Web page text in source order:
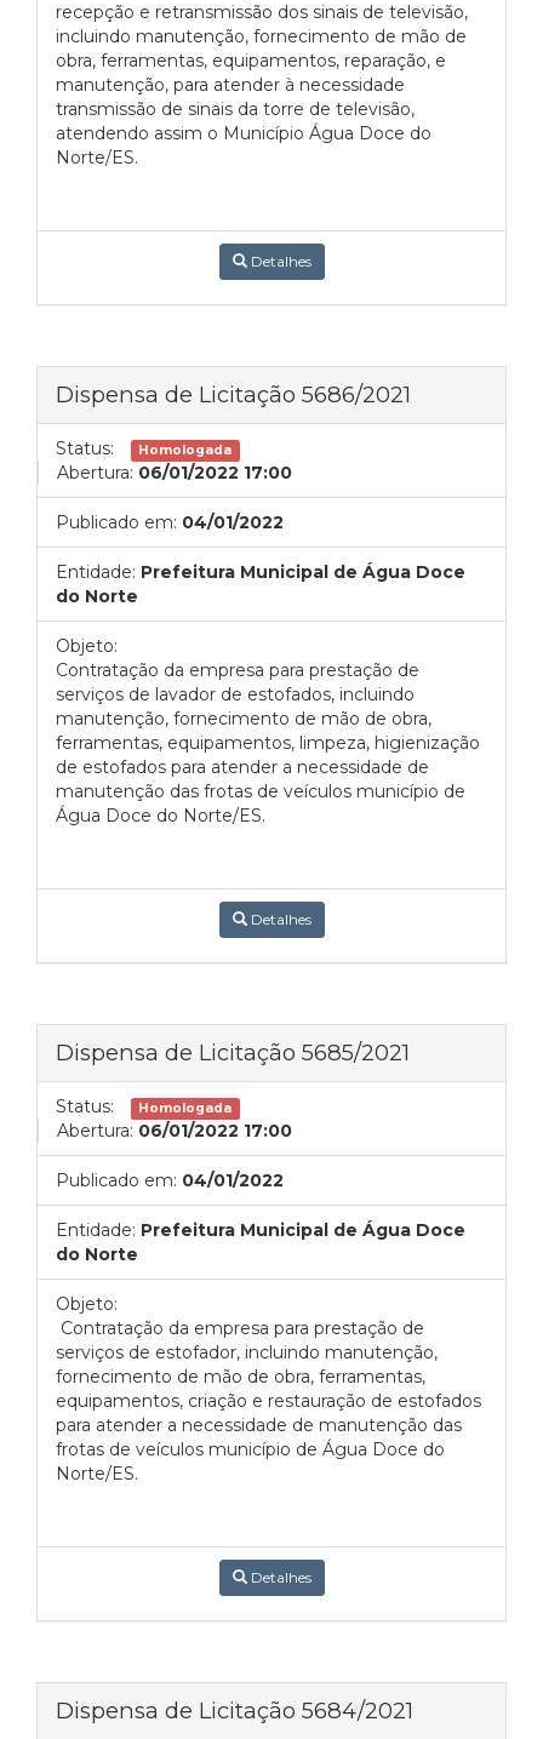
recepção e retransmissão dos sinais de televisão,
incluindo manutenção, fornecimento de mão de
obra, ferramentas, equipamentos, reparação, e
manutenção, para atender à necessidade
transmissão de sinais da torre de televisão,
atendendo assim o Município Água Doce do
Norte/ES.
Detalhes
Dispensa de Licitação 5686/2021
Status: Homologada
Abertura: 06/01/2022 17:00
Publicado em: 04/01/2022
Entidade: Prefeitura Municipal de Água Doce
do Norte
Objeto:
Contratação da empresa para prestação de
serviços de lavador de estofados, incluindo
manutenção, fornecimento de mão de obra,
ferramentas, equipamentos, limpeza, higienização
de estofados para atender a necessidade de
manutenção das frotas de veículos município de
Água Doce do Norte/ES.
Detalhes
Dispensa de Licitação 5685/2021
Status: Homologada
Abertura: 06/01/2022 17:00
Publicado em: 04/01/2022
Entidade: Prefeitura Municipal de Água Doce
do Norte
Objeto:
Contratação da empresa para prestação de
serviços de estofador, incluindo manutenção,
fornecimento de mão de obra, ferramentas,
equipamentos, criação e restauração de estofados
para atender a necessidade de manutenção das
frotas de veículos município de Água Doce do
Norte/ES.
Detalhes
Dispensa de Licitação 5684/2021